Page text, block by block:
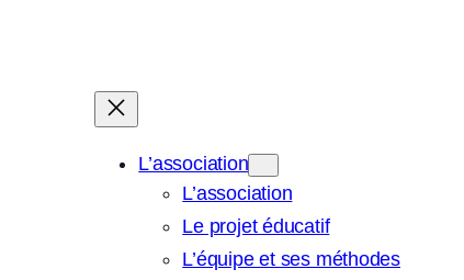
L’association
L’association
Le projet éducatif
L’équipe et ses méthodes